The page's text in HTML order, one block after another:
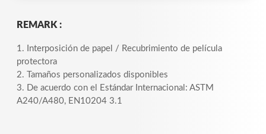
REMARK :
1. Interposición de papel / Recubrimiento de película
protectora
2. Tamaños personalizados disponibles
3. De acuerdo con el Estándar Internacional: ASTM
A240/A480, EN10204 3.1